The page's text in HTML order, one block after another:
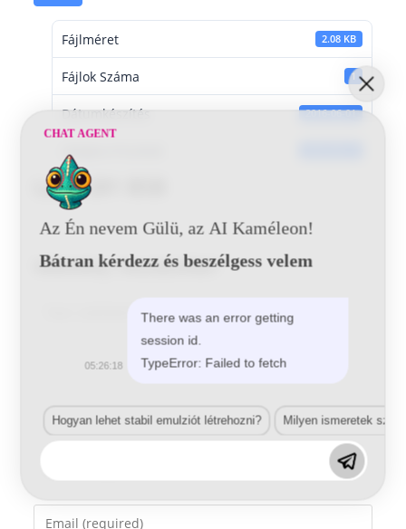
Fájlméret 2.08 KB
Fájlok Száma 1
Dátumkészítés 2016-06-01
Utoljára frissített
Lada 281 BSB
Vélemény, hozzászólás?
your
name
Enter
CHAT AGENT
Az Én nevem Gülü, az AI Kaméleon!
Bátran kérdezz és beszélgess velem
There was an error getting
session id.
TypeError: Failed to fetch
05:26:18
Hogyan lehet stabil emulziót létrehozni? Milyen ismeretek